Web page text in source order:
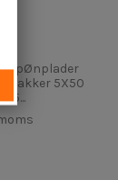
spØnplader
takker 5X50